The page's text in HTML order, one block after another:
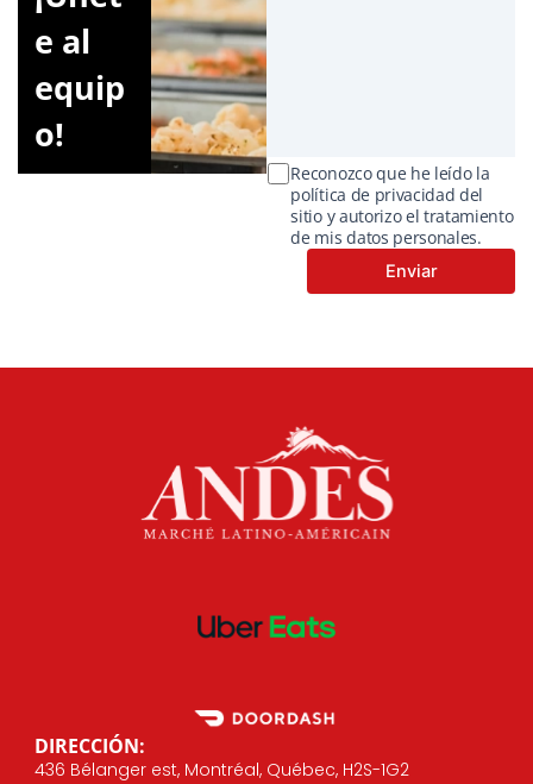
e al
equip
o!
Reconozco que he leído la
política de privacidad del
sitio y autorizo el tratamiento
de mis datos personales.
choclitos
DIRECCIÓN:
436 Bélanger est, Montréal, Québec, H2S-1G2